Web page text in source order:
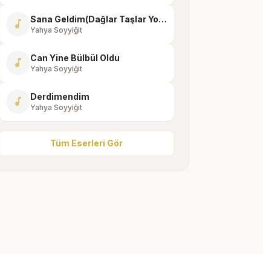
music_note Sana Geldim(Dağlar Taşlar Yollar Aştım)
Yahya Soyyiğit
music_note Can Yine Bülbül Oldu
Yahya Soyyiğit
music_note Derdimendim
Yahya Soyyiğit
Tüm Eserleri Gör